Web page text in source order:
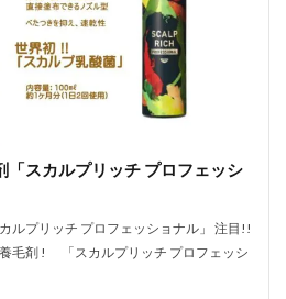
「スカルプリッチ プロフェッシ
ルプリッチ プロフェッショナル」 注目!!
毛剤 ! 「スカルプリッチ プロフェッシ